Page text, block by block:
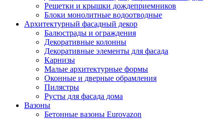
Решетки и крышки дождеприемников
Блоки монолитные водоотводные
Архитектурный фасадный декор
Балюстрады и ограждения
Декоративные колонны
Декоративные элементы для фасада
Карнизы
Малые архитектурные формы
Оконные и дверные обрамления
Пилястры
Русты для фасада дома
Вазоны
Бетонные вазоны Eurovazon